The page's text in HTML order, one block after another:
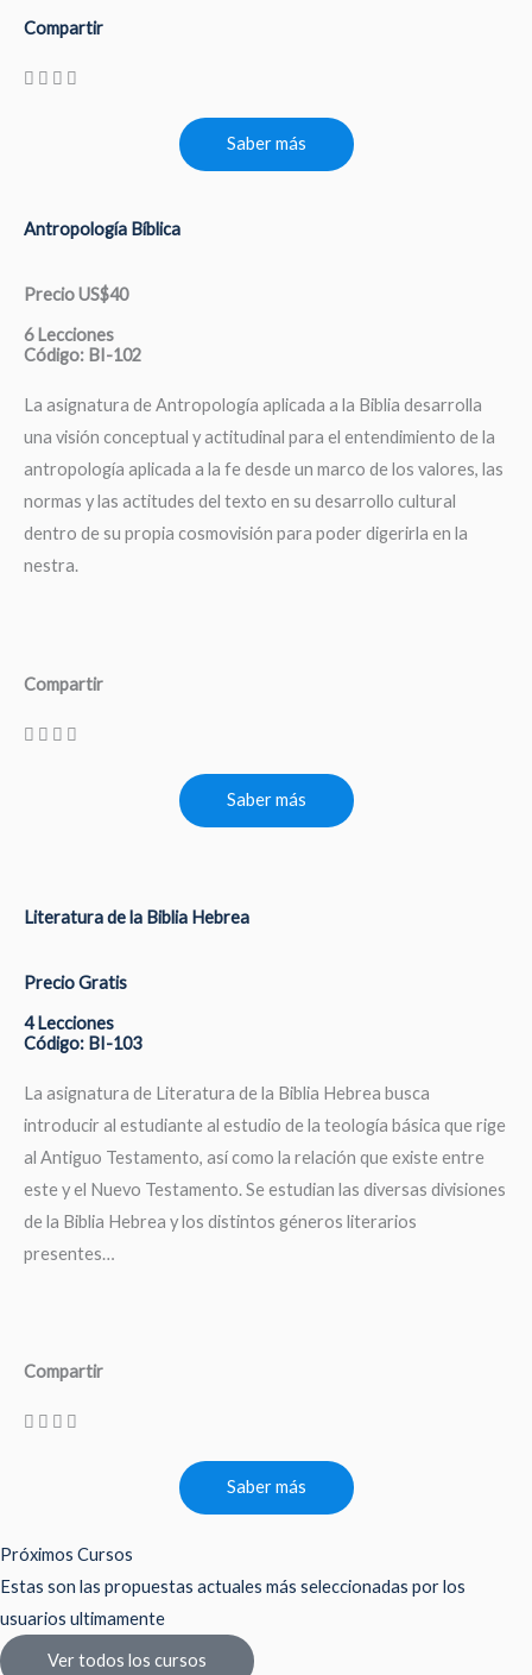
Compartir
Saber más
Antropología Bíblica
Precio US$40
6 Lecciones
Código: BI-102
La asignatura de Antropología aplicada a la Biblia desarrolla
una visión conceptual y actitudinal para el entendimiento de la
antropología aplicada a la fe desde un marco de los valores, las
normas y las actitudes del texto en su desarrollo cultural
dentro de su propia cosmovisión para poder digerirla en la
nestra.
Compartir
Saber más
Literatura de la Biblia Hebrea
Precio Gratis
4 Lecciones
Código: BI-103
La asignatura de Literatura de la Biblia Hebrea busca
introducir al estudiante al estudio de la teología básica que rige
al Antiguo Testamento, así como la relación que existe entre
este y el Nuevo Testamento. Se estudian las diversas divisiones
de la Biblia Hebrea y los distintos géneros literarios
presentes…
Compartir
Saber más
Próximos Cursos
Estas son las propuestas actuales más seleccionadas por los
usuarios ultimamente
Ver todos los cursos